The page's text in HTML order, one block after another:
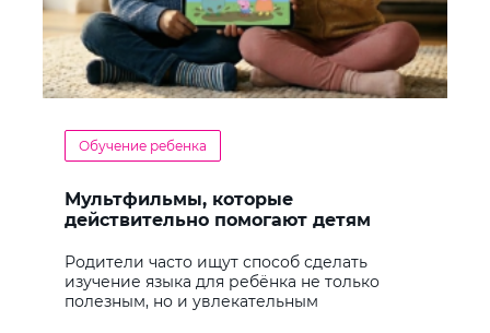
Обучение ребенка
Мультфильмы, которые
действительно помогают детям
Родители часто ищут способ сделать
изучение языка для ребёнка не только
полезным, но и увлекательным